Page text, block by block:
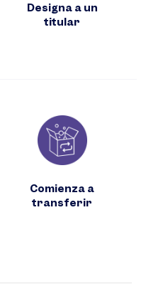
Designa a un
titular
Comienza a
transferir